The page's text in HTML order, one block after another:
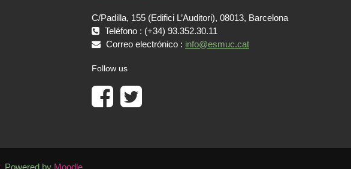
C/Padilla, 155 (Edifici L’Auditori), 08013, Barcelona
Teléfono : (+34) 93.352.30.11
Correo electrónico : info@esmuc.cat
Follow us
. Powered by Moodle